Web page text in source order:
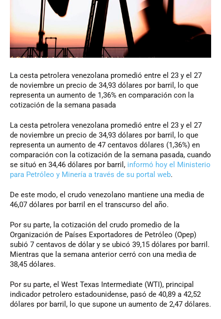
La cesta petrolera venezolana promedió entre el 23 y el 27
de noviembre un precio de 34,93 dólares por barril, lo que
representa un aumento de 1,36% en comparación con la
cotización de la semana pasada
La cesta petrolera venezolana promedió entre el 23 y el 27
de noviembre un precio de 34,93 dólares por barril, lo que
representa un aumento de 47 centavos dólares (1,36%) en
comparación con la cotización de la semana pasada, cuando
se situó en 34,46 dólares por barril, informó hoy el Ministerio
para Petróleo y Minería a través de su portal web.
De este modo, el crudo venezolano mantiene una media de
46,07 dólares por barril en el transcurso del año.
Por su parte, la cotización del crudo promedio de la
Organización de Países Exportadores de Petróleo (Opep)
subió 7 centavos de dólar y se ubicó 39,15 dólares por barril.
Mientras que la semana anterior cerró con una media de
38,45 dólares.
Por su parte, el West Texas Intermediate (WTI), principal
indicador petrolero estadounidense, pasó de 40,89 a 42,52
dólares por barril, lo que supone un aumento de 2,47 dólares.